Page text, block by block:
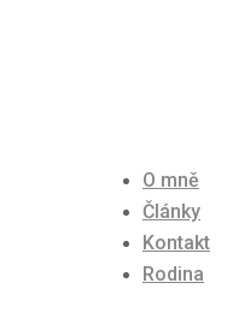
O mně
Články
Kontakt
Rodina